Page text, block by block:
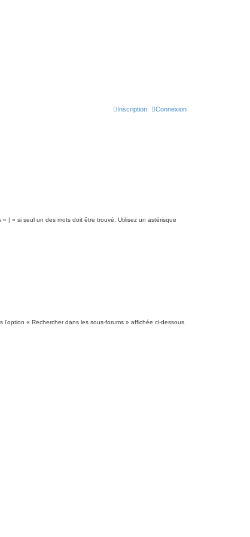
Connexion
Inscription
| » si seul un des mots doit être trouvé. Utilisez un astérisque
« Rechercher dans les sous-forums » affichée ci-dessous.